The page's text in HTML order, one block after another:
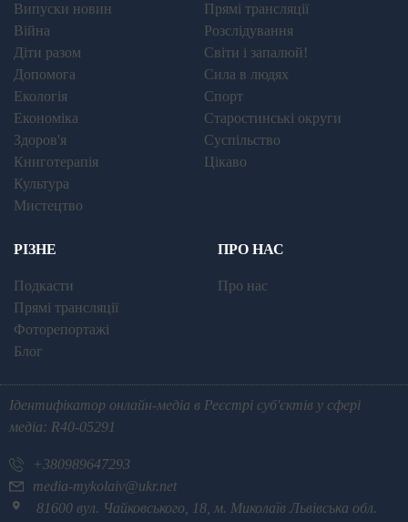
Випуски новин
Війна
Діти разом
Допомога
Екологія
Економіка
Здоров'я
Книготерапія
Культура
Мистецтво
Прямі трансляції
Розслідування
Світи і запалюй!
Сила в людях
Спорт
Старостинські округи
Суспільство
Цікаво
РІЗНЕ
Подкасти
Прямі трансляції
Фоторепортажі
Блог
ПРО НАС
Про нас
Ідентифікатор онлайн-медіа в Реєстрі суб'єктів у сфері
медіа: R40-05291
+380989647293
media-mykolaiv@ukr.net
81600 вул. Чайковського, 18, м. Миколаїв Львівська обл.